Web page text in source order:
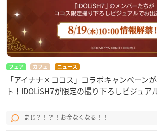
フェア カフェ ニュース
「アイナナ×ココス」コラボキャンペーン
ト！IDOLiSH7が限定の撮り下ろしビジュア
まじ？！？！お金なくなる！！